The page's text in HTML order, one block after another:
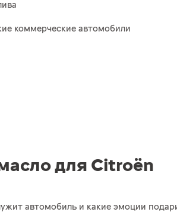
коммерческие автомобили
для Citroёn
автомобиль и какие эмоции